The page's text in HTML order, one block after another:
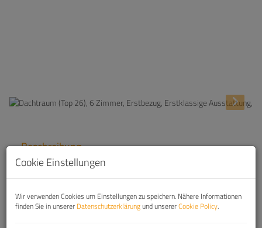
Beschreibung
1. Wohnen im 4.Bezirk in zentraler Lage ''Wiedner
Hauptstraße 70''
Ihre neue Traumwohnung: Top 26, DG (6
Cookie Einstellungen
Wir verwenden Cookies um Einstellungen zu speichern. Nähere Informationen
finden Sie in unserer Datenschutzerklärungund unsererCookie Policy.